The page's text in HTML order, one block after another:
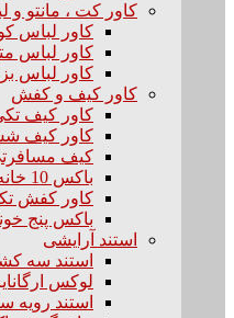
کاور کت ، مانتو
کاور لباس کوچک (قد
کاور لباس متوسط
کاور لباس بزرگ (قد
کاور کیف و کفش
کاور کیف
کاور کیف
کیف
باکس 10 خانه کفش
کاور کفش
باکس پنج
استند آرایشی
استند سه
لوکس
استند رویه